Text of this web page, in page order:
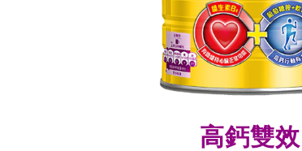
高鈣雙效